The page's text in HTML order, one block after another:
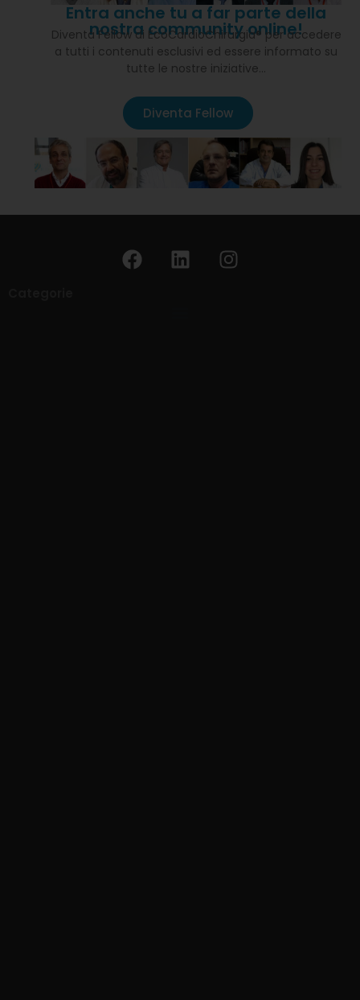
Entra anche tu a far parte della
nostra community online!
Diventa Fellow di EcoCardioChirurgia® per accedere
a tutti i contenuti esclusivi ed essere informato su
tutte le nostre iniziative…
Diventa Fellow